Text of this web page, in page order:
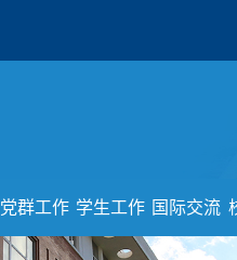
党群工作 学生工作 国际交流